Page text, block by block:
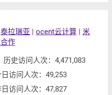
泰拉瑞亚 | ocent云计算 | 米
作
史访问人次：4,471,083
访问人次：49,253
访问人次：47,827